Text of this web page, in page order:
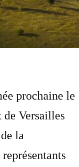
prochaine le
de Versailles
la